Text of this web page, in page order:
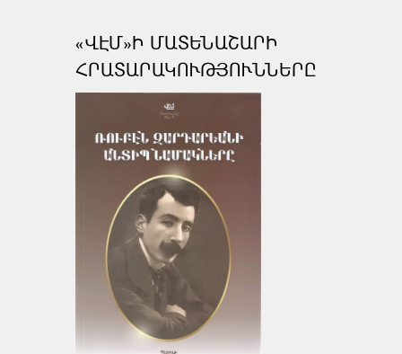
«ՎԷՄ»Ի ՄԱՏԵՆԱՇԱՐԻ
ՀՐԱՏԱՐԱԿՈՒԹՅՈՒՆՆԵՐԸ